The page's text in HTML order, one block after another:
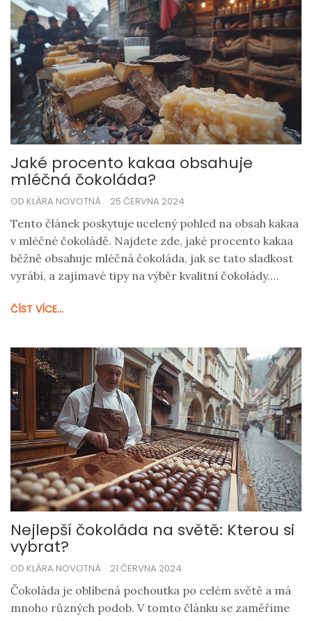
Jaké procento kakaa obsahuje
mléčná čokoláda?
OD KLÁRA NOVOTNÁ 25 ČERVNA 2024
Tento článek poskytuje ucelený pohled na obsah kakaa
v mléčné čokoládě. Najdete zde, jaké procento kakaa
běžně obsahuje mléčná čokoláda, jak se tato sladkost
vyrábí, a zajímavé tipy na výběr kvalitní čokolády.
hořkou čokoládou.
ČÍST VÍCE...
Nejlepší čokoláda na světě: Kterou si
vybrat?
OD KLÁRA NOVOTNÁ 21 ČERVNA 2024
Čokoláda je oblíbená pochoutka po celém světě a má
mnoho různých podob. V tomto článku se zaměříme